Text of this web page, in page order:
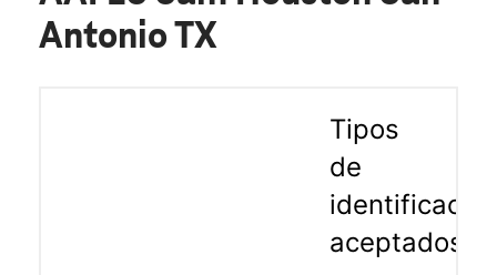
Antonio TX
Tipos
de
aceptados